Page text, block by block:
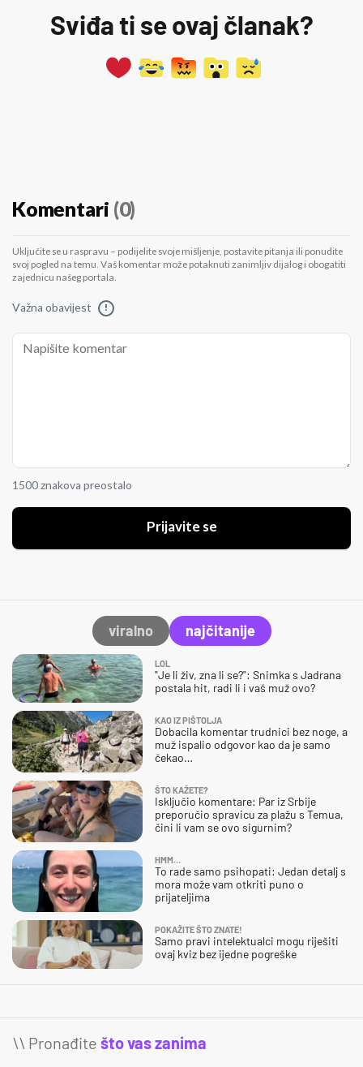
Sviđa ti se ovaj članak?
Komentari (0)
Uključite se u raspravu – podijelite svoje mišljenje, postavite pitanja ili ponudite
svoj pogled na temu. Vaš komentar može potaknuti zanimljiv dijalog i obogatiti
zajednicu našeg portala.
Važna obavijest !
1500 znakova preostalo
Prijavite se
viralno najčitanije
LOL
"Je li živ, zna li se?": Snimka s Jadrana
postala hit, radi li i vaš muž ovo?
KAO IZ PIŠTOLJA
Dobacila komentar trudnici bez noge, a
muž ispalio odgovor kao da je samo
čekao…
ŠTO KAŽETE?
Isključio komentare: Par iz Srbije
preporučio spravicu za plažu s Temua,
čini li vam se ovo sigurnim?
HMM…
To rade samo psihopati: Jedan detalj s
mora može vam otkriti puno o
prijateljima
POKAŽITE ŠTO ZNATE!
Samo pravi intelektualci mogu riješiti
ovaj kviz bez ijedne pogreške
\\ Pronađite što vas zanima